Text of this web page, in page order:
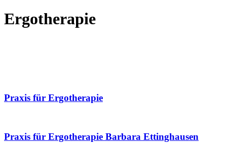
Ergotherapie
Praxis für Ergotherapie
Praxis für Ergotherapie Barbara Ettinghausen